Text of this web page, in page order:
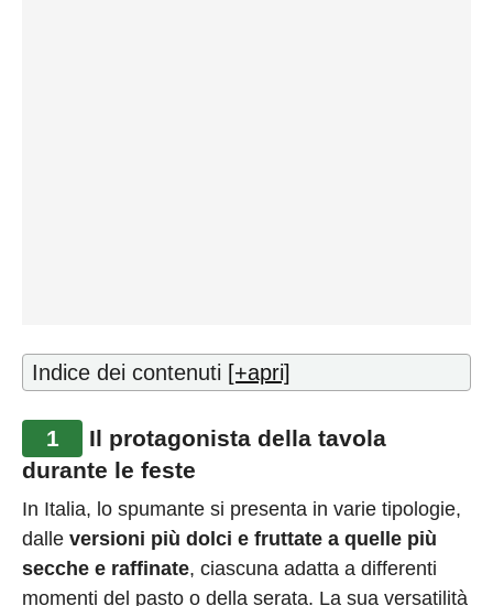
Indice dei contenuti [+apri]
1
Il protagonista della tavola
durante le feste
In Italia, lo spumante si presenta in varie tipologie,
dalle versioni più dolci e fruttate a quelle più
secche e raffinate, ciascuna adatta a differenti
momenti del pasto o della serata. La sua versatilità